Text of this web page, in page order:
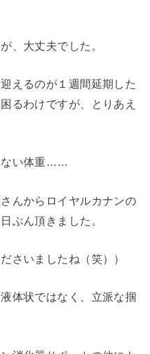
、大丈夫でした。
えるのが１週間延期した
るわけですが、とりあえ
ない体重……
んからロイヤルカナンの
ぶん頂きました。
さいましたね（笑））
体状ではなく、立派な掴